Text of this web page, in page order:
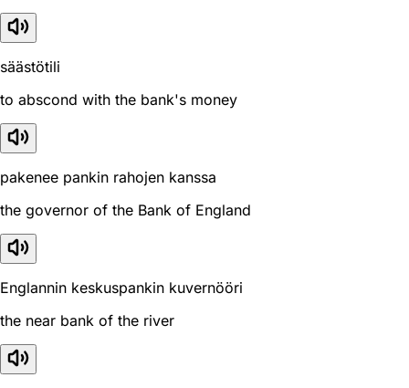
säästötili
to abscond with the bank's money
pakenee pankin rahojen kanssa
the governor of the Bank of England
Englannin keskuspankin kuvernööri
the near bank of the river